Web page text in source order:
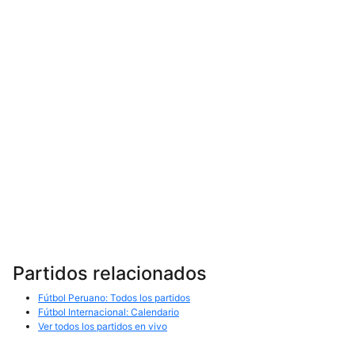
Partidos relacionados
Fútbol Peruano: Todos los partidos
Fútbol Internacional: Calendario
Ver todos los partidos en vivo